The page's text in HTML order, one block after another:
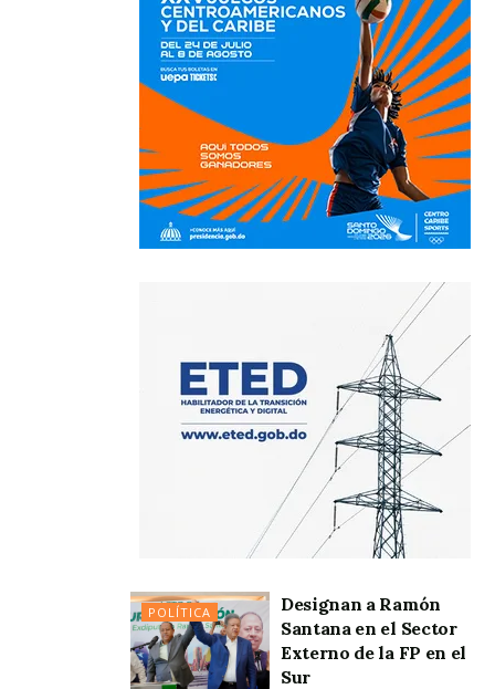
POLÍTICA
Designan a Ramón
Santana en el Sector
Externo de la FP en el
Sur